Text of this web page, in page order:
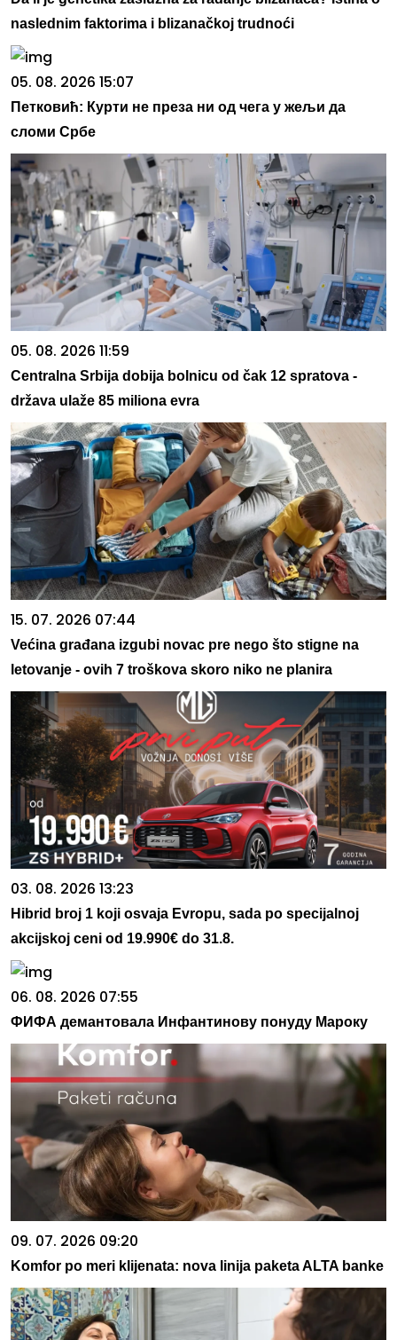
naslednim faktorima i blizanačkoj trudnoći
05. 08. 2026 15:07
Петковић: Курти не преза ни од чега у жељи да
сломи Србе
05. 08. 2026 11:59
Centralna Srbija dobija bolnicu od čak 12 spratova -
država ulaže 85 miliona evra
15. 07. 2026 07:44
Većina građana izgubi novac pre nego što stigne na
letovanje - ovih 7 troškova skoro niko ne planira
03. 08. 2026 13:23
Hibrid broj 1 koji osvaja Evropu, sada po specijalnoj
akcijskoj ceni od 19.990€ do 31.8.
06. 08. 2026 07:55
ФИФА демантовала Инфантинову понуду Мароку
09. 07. 2026 09:20
Komfor po meri klijenata: nova linija paketa ALTA banke